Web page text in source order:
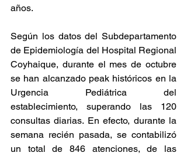
años.
Según los datos del Subdepartamento
de Epidemiología del Hospital Regional
Coyhaique, durante el mes de octubre
se han alcanzado peak históricos en la
Urgencia Pediátrica del
establecimiento, superando las 120
consultas diarias. En efecto, durante la
semana recién pasada, se contabilizó
un total de 846 atenciones, de las